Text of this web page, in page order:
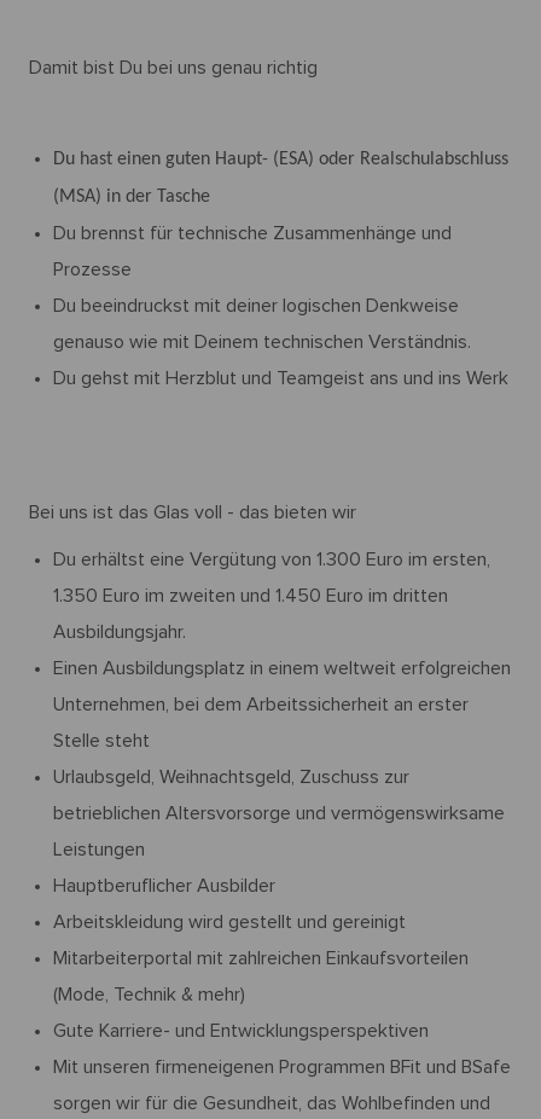
Damit bist Du bei uns genau richtig
Du hast einen guten Haupt- (ESA) oder Realschulabschluss
(MSA) in der Tasche
Du brennst für technische Zusammenhänge und
Prozesse
Du beeindruckst mit deiner logischen Denkweise
genauso wie mit Deinem technischen Verständnis.
Du gehst mit Herzblut und Teamgeist ans und ins Werk
Bei uns ist das Glas voll - das bieten wir
Du erhältst eine Vergütung von 1.300 Euro im ersten,
1.350 Euro im zweiten und 1.450 Euro im dritten
Ausbildungsjahr.
Einen Ausbildungsplatz in einem weltweit erfolgreichen
Unternehmen, bei dem Arbeitssicherheit an erster
Stelle steht
Urlaubsgeld, Weihnachtsgeld, Zuschuss zur
betrieblichen Altersvorsorge und vermögenswirksame
Leistungen
Hauptberuflicher Ausbilder
Arbeitskleidung wird gestellt und gereinigt
Mitarbeiterportal mit zahlreichen Einkaufsvorteilen
(Mode, Technik & mehr)
Gute Karriere- und Entwicklungsperspektiven
Mit unseren firmeneigenen Programmen BFit und BSafe
sorgen wir für die Gesundheit, das Wohlbefinden und